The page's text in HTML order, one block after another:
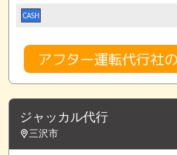
CASH
アフター運転代行社
ジャッカル代行
三沢市